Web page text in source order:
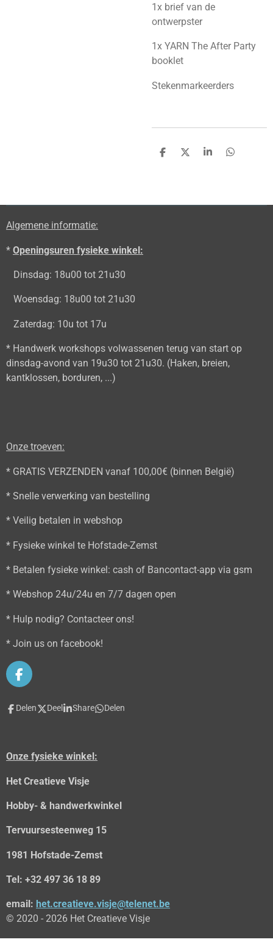
1x brief van de
ontwerpster
1x YARN The After Party
booklet
Stekenmarkeerders
D
D
S
D
Algemene informatie:
* Openingsuren fysieke winkel:
Dinsdag: 18u00 tot 21u30
Woensdag: 18u00 tot 21u30
Zaterdag: 10u tot 17u
* Handwerk workshops volwassenen terug van start op
dinsdag-avond van 19u30 tot 21u30. (Haken, breien,
kantklossen, borduren, ...)
Onze troeven:
* GRATIS VERZENDEN vanaf 100,00€ (binnen België)
* Snelle verwerking van bestelling
* Veilig betalen in webshop
* Fysieke winkel te Hofstade-Zemst
* Betalen fysieke winkel: cash of Bancontact-app via gsm
* Webshop 24u/24u en 7/7 dagen open
* Hulp nodig? Contacteer ons!
* Join us on facebook!
F
a
c
e
k
Delen Deel Share Delen
Onze fysieke winkel:
Het Creatieve Visje
Hobby- & handwerkwinkel
Tervuursesteenweg 15
1981 Hofstade-Zemst
Tel: +32 497 36 18 89
email: het.creatieve.visje@telenet.be
© 2020 - 2026 Het Creatieve Visje